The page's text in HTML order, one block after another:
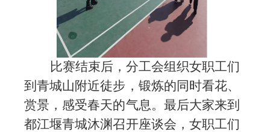
比赛结束后，分工会组织女职工们
到青城山附近徒步， 锻炼的同时看花、
赏景，感受春天的气息。 最后大家来到
都江堰青城沐渊召开座谈会，女职工们